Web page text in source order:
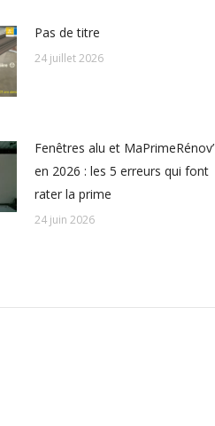
Pas de titre
24 juillet 2026
Fenêtres alu et MaPrimeRénov’
en 2026 : les 5 erreurs qui font
rater la prime
24 juin 2026